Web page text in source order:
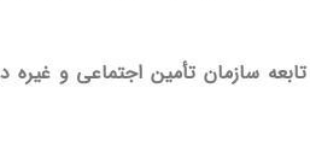
سازمان تأمین اجتماعی و غیره